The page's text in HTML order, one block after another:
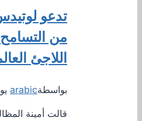
تدعو
من
اللاجئ
بواسطةarabic
قالت أمينة